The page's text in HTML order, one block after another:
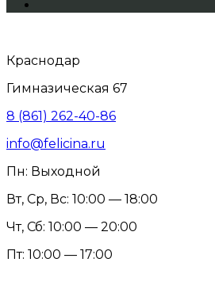
Краснодар
Гимназическая 67
8 (861) 262-40-86
info@felicina.ru
Пн: Выходной
Вт, Ср, Вс: 10:00 — 18:00
Чт, Сб: 10:00 — 20:00
Пт: 10:00 — 17:00